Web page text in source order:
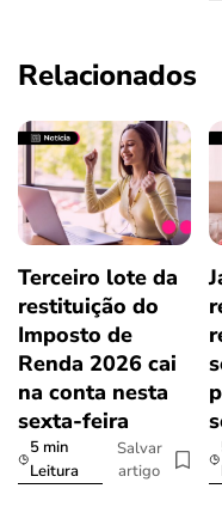
Relacionados
Terceiro lote da
restituição do
Imposto de
Renda 2026 cai
na conta nesta
sexta-feira
5 min
Leitura
Salvar
artigo